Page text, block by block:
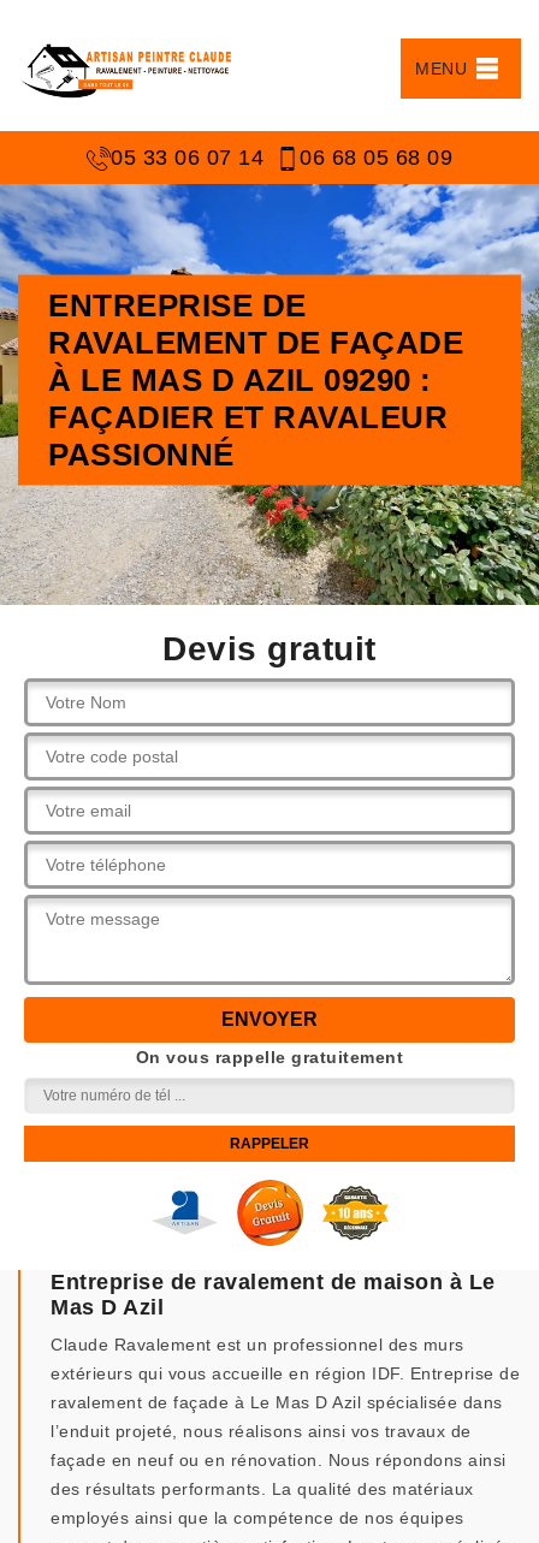
MENU
05 33 06 07 14 06 68 05 68 09
ENTREPRISE DE
RAVALEMENT DE FAÇADE
À LE MAS D AZIL 09290 :
FAÇADIER ET RAVALEUR
PASSIONNÉ
Devis gratuit
On vous rappelle gratuitement
Entreprise de ravalement de maison à Le
Mas D Azil
Claude Ravalement est un professionnel des murs
extérieurs qui vous accueille en région IDF. Entreprise de
ravalement de façade à Le Mas D Azil spécialisée dans
l’enduit projeté, nous réalisons ainsi vos travaux de
façade en neuf ou en rénovation. Nous répondons ainsi
des résultats performants. La qualité des matériaux
employés ainsi que la compétence de nos équipes